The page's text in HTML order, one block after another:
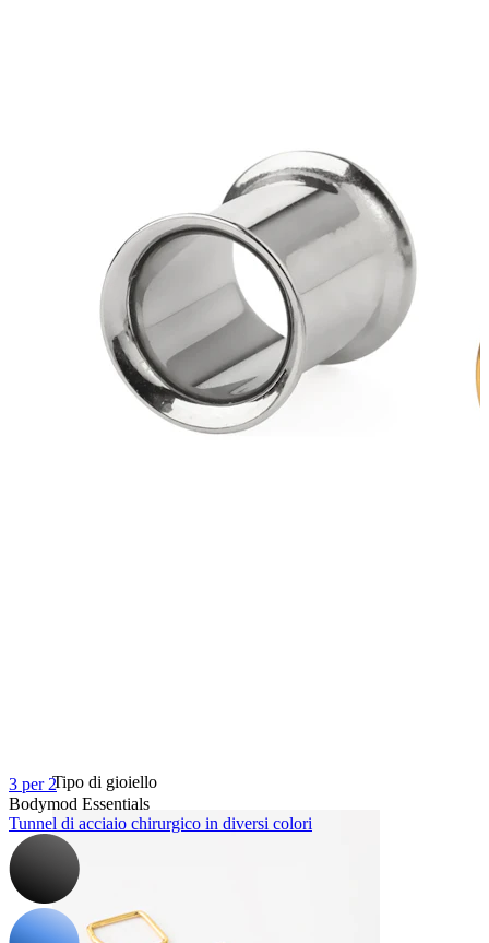
Bodymod Moments
Tipo di gioiello
3 per 2
Bodymod Essentials
Tunnel di acciaio chirurgico in diversi colori